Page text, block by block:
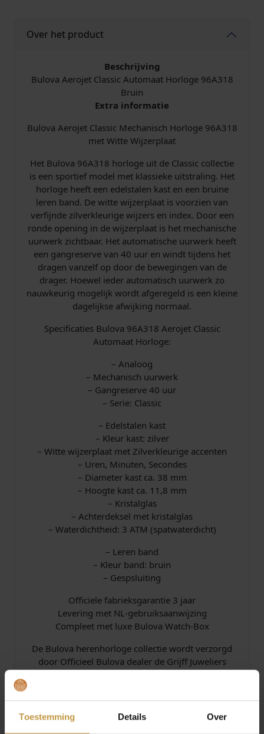
Toestemming Details Over
H
e
r
g
e
9
6
A
3
1
8
B
r
u
i
t
a
Over het product
Beschrijving
Bulova Aerojet Classic Automaat Horloge 96A318
Bruin
Extra informatie
Bulova Aerojet Classic Mechanisch Horloge 96A318
met Witte Wijzerplaat
Het Bulova 96A318 horloge uit de Classic collectie
is een sportief model met klassieke uitstraling. Het
horloge heeft een edelstalen kast en een bruine
leren band. De witte wijzerplaat is voorzien van
verfijnde zilverkleurige wijzers en index. Door een
ronde opening in de wijzerplaat is het mechanische
uurwerk zichtbaar. Het automatische uurwerk heeft
een gangreserve van 40 uur en windt tijdens het
dragen vanzelf op door de bewegingen van de
drager. Hoewel ieder automatisch uurwerk zo
nauwkeurig mogelijk wordt afgeregeld is een kleine
dagelijkse afwijking normaal.
Specificaties Bulova 96A318 Aerojet Classic
Automaat Horloge:
– Analoog
– Mechanisch uurwerk
– Gangreserve 40 uur
– Serie: Classic
– Edelstalen kast
– Kleur kast: zilver
– Witte wijzerplaat met Zilverkleurige accenten
– Uren, Minuten, Secondes
– Diameter kast ca. 38 mm
– Hoogte kast ca. 11,8 mm
– Kristalglas
– Achterdeksel met kristalglas
– Waterdichtheid: 3 ATM (spatwaterdicht)
– Leren band
– Kleur band: bruin
– Gespsluiting
Officiele fabrieksgarantie 3 jaar
Levering met NL-gebruiksaanwijzing
Compleet met luxe Bulova Watch-Box
De Bulova herenhorloge collectie wordt verzorgd
door Officieel Bulova dealer de Grijff Juweliers
Zutphen.
GRATIS verzekerde verzending in Nederland.